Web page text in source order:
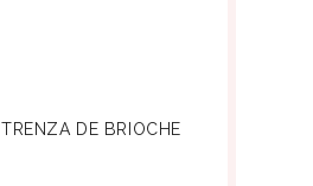
TRENZA DE BRIOCHE